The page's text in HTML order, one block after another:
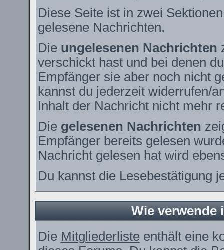
Diese Seite ist in zwei
gelesene Nachrichten.
Die ungelesenen Nachrichten
verschickt hast und bei denen
Empfänger sie aber noch nicht
kannst du jederzeit widerrufen/
Inhalt der Nachricht nicht mehr
Die gelesenen Nachrichten
Empfänger bereits gelesen
Nachricht gelesen hat wird
Du kannst die Lesebestätigung
Wie verwende
Die Mitgliederlisteenthält eine